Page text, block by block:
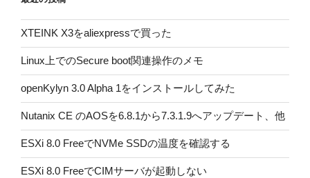
XTEINK X3をaliexpressで買った
Linux上でのSecure boot関連操作のメモ
openKylyn 3.0 Alpha 1をインストールしてみた
Nutanix CE のAOSを6.8.1から7.3.1.9へアップデート、他
ESXi 8.0 FreeでNVMe SSDの温度を確認する
ESXi 8.0 FreeでCIMサーバが起動しない